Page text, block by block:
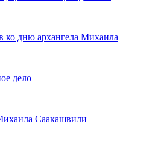
ко дню архангела Михаила
дело
Саакашвили